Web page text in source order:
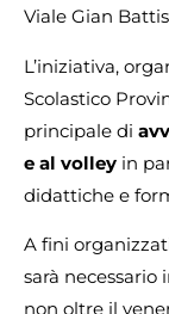
Viale Gian
L’iniziativa,
Scolastico
principale di
e al volley in
didattiche e
A fini
sarà
non oltre il